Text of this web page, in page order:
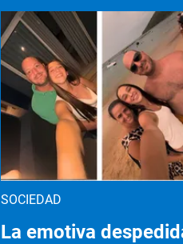
SOCIEDAD
La emotiva